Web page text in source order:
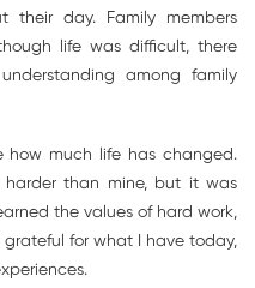
their day. Family members
life was difficult, there
among family
how much life has changed.
harder than mine, but it was
the values of hard work,
grateful for what I have today,